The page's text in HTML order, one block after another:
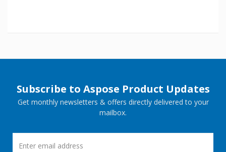
Subscribe to Aspose Product Updates
Get monthly newsletters & offers directly delivered to your
mailbox.